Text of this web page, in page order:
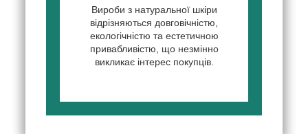
Вироби з натуральної шкіри
відрізняються довговічністю,
екологічністю та естетичною
привабливістю, що незмінно
викликає інтерес покупців.